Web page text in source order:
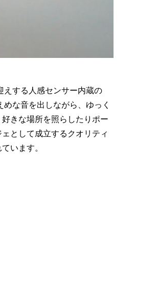
えする人感センサー内蔵の
な音を出しながら、ゆっく
きな場所を照らしたりポー
として成立するクオリティ
います。